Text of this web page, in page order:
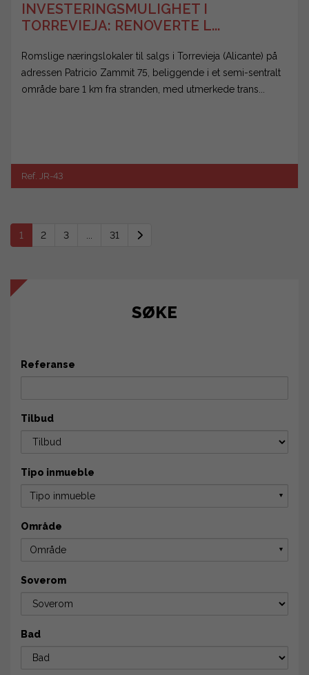
INVESTERINGSMULIGHET I
TORREVIEJA: RENOVERTE L...
Romslige næringslokaler til salgs i Torrevieja (Alicante) på
adressen Patricio Zammit 75, beliggende i et semi-sentralt
område bare 1 km fra stranden, med utmerkede trans...
Ref. JR-43
1 2 3 ... 31
SØKE
Referanse
Tilbud
Tipo inmueble
Tipo inmueble ▼
Område
Område ▼
Soverom
Bad